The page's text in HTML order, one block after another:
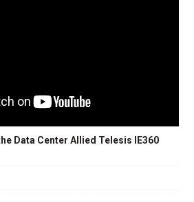
Data Center Allied Telesis IE360